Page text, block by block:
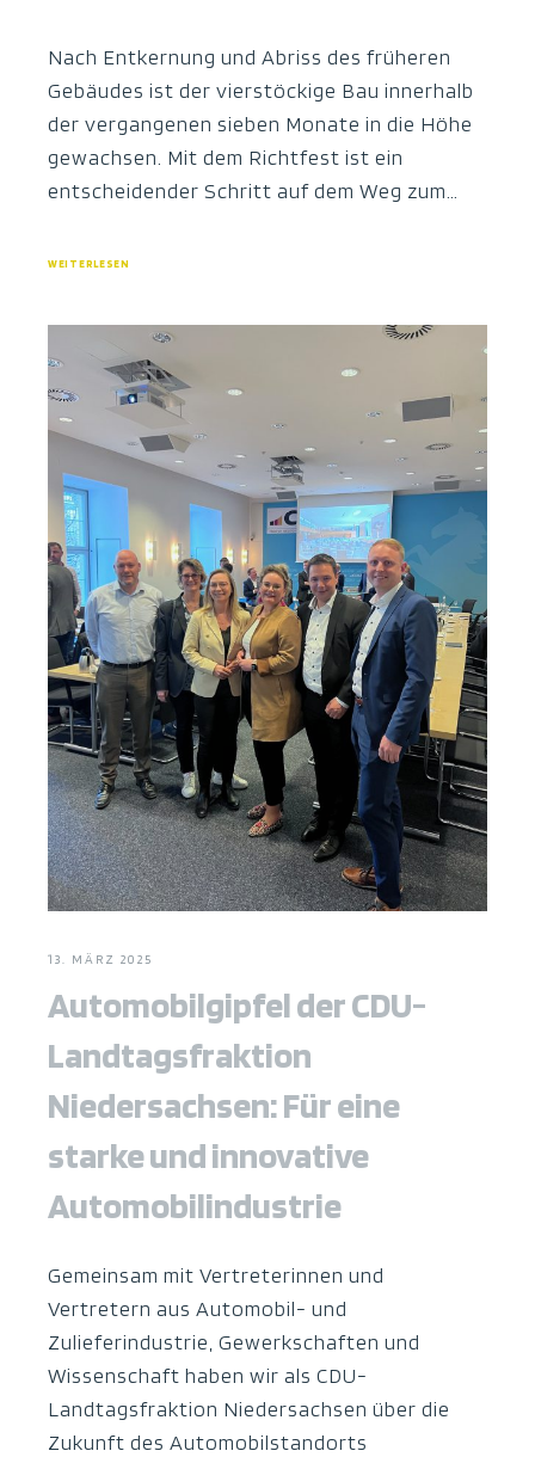
Nach Entkernung und Abriss des früheren
Gebäudes ist der vierstöckige Bau innerhalb
der vergangenen sieben Monate in die Höhe
gewachsen. Mit dem Richtfest ist ein
entscheidender Schritt auf dem Weg zum…
WEITERLESEN
13. MÄRZ 2025
Automobilgipfel der CDU-
Landtagsfraktion
Niedersachsen: Für eine
starke und innovative
Automobilindustrie
Gemeinsam mit Vertreterinnen und
Vertretern aus Automobil- und
Zulieferindustrie, Gewerkschaften und
Wissenschaft haben wir als CDU-
Landtagsfraktion Niedersachsen über die
Zukunft des Automobilstandorts